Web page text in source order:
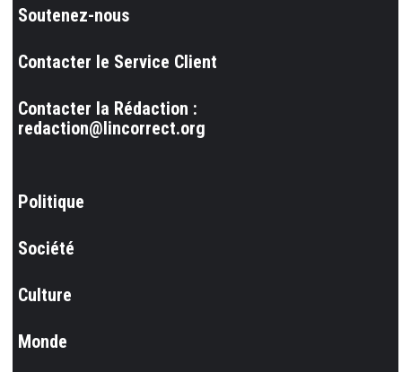
Soutenez-nous
Contacter le Service Client
Contacter la Rédaction :
redaction@lincorrect.org
Politique
Société
Culture
Monde